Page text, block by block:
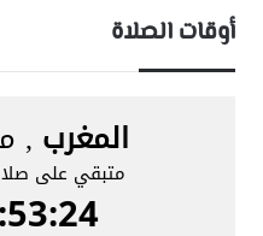
أوقات الصلاة